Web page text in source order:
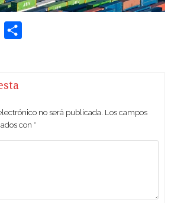
WhatsApp
no será publicada. Los campos
con *